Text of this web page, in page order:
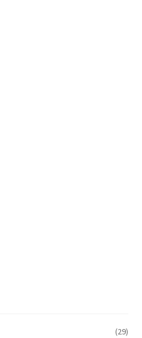
(29)